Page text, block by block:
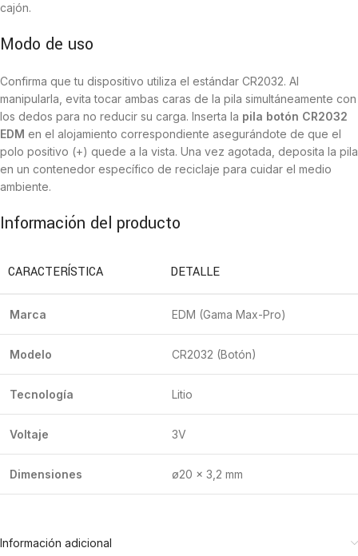
cajón.
Modo de uso
Confirma que tu dispositivo utiliza el estándar CR2032. Al
manipularla, evita tocar ambas caras de la pila simultáneamente con
los dedos para no reducir su carga. Inserta la pila botón CR2032
EDM en el alojamiento correspondiente asegurándote de que el
polo positivo (+) quede a la vista. Una vez agotada, deposita la pila
en un contenedor específico de reciclaje para cuidar el medio
ambiente.
Información del producto
CARACTERÍSTICA DETALLE
Marca EDM (Gama Max-Pro)
Modelo CR2032 (Botón)
Tecnología Litio
Voltaje 3V
Dimensiones ø20 x 3,2 mm
Información adicional